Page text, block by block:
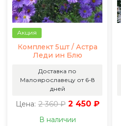
Акция
Комплект 5шт / Астра
Леди ин Блю
Доставка по
Малоярославецу от 6-8
дней
Цена: 2 360 ₽ 2 450 ₽
В наличии